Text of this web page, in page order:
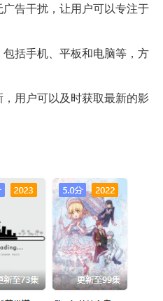
告干扰，让用户可以专注于
括手机、平板和电脑等，方
用户可以及时获取最新的影